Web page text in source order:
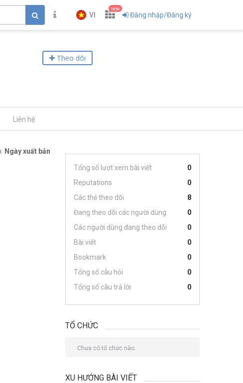
VI
new
Đăng nhập/Đăng ký
Theo dõi
Liên hệ
Ngày xuất bản
Tổng số lượt xem bài viết
0
Reputations
0
Các thẻ theo dõi
8
Đang theo dõi các người dùng
0
Các người dùng đang theo dõi
0
Bài viết
0
Bookmark
0
Tổng số câu hỏi
0
Tổng số câu trả lời
0
TỔ CHỨC
Chưa có tổ chức nào.
XU HƯỚNG BÀI VIẾT